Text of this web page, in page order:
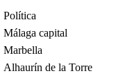
Política
Málaga capital
Marbella
Alhaurín de la Torre